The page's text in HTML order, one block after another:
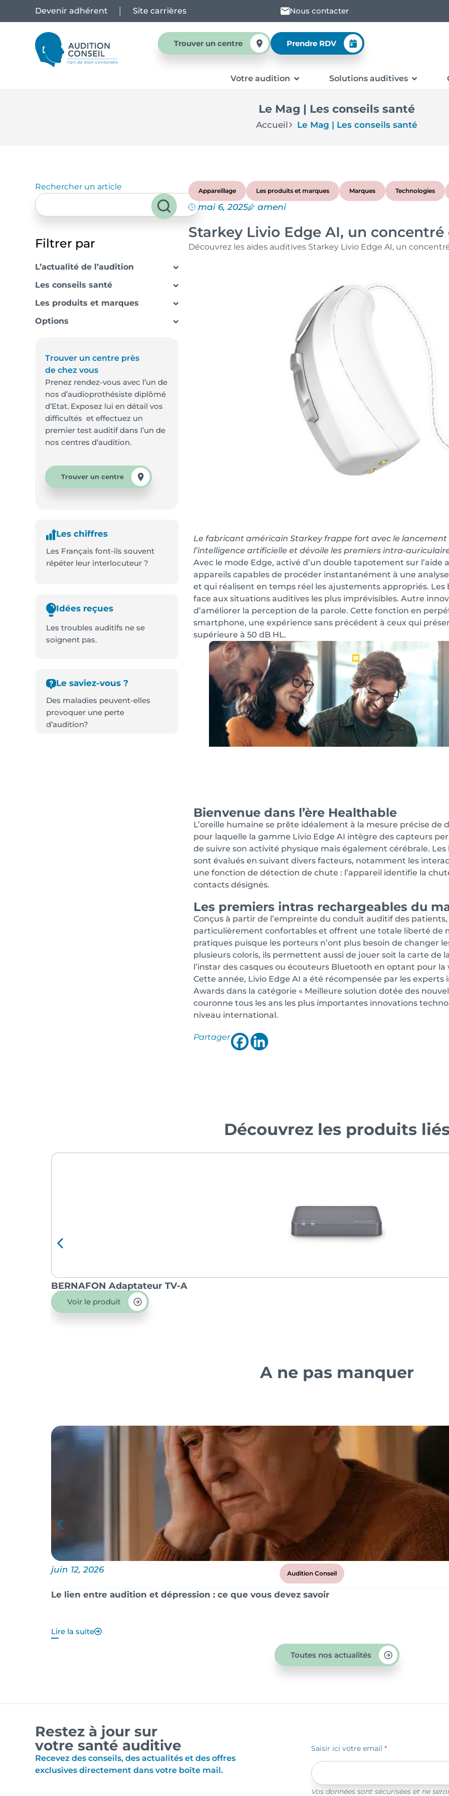
Devenir adhérent Site carrières Nous contacter
Trouver un centre Prendre RDV
Votre audition Solutions auditives
Le Mag | Les conseils santé
Accueil Le Mag | Les conseils santé
Rechercher un article
Filtrer par
L’actualité de l’audition
Les conseils santé
Les produits et marques
Options
Trouver un centre près
de chez vous
Prenez rendez-vous avec l’un de
nos d’audioprothésiste diplômé
d’Etat. Exposez lui en détail vos
difficultés et effectuez un
premier test auditif dans l’un de
nos centres d’audition.
Trouver un centre
Les chiffres
Les Français font-ils souvent
répéter leur interlocuteur ?
Idées reçues
Les troubles auditifs ne se
soignent pas.
Le saviez-vous ?
Des maladies peuvent-elles
provoquer une perte
d’audition?
Appareillage Les produits et marques Marques Technologies
mai 6, 2025 ameni
Starkey Livio Edge AI, un
Découvrez les aides auditives Starkey Livio Edge AI, un
Le fabricant américain Starkey frappe fort avec le
l’intelligence artificielle et dévoile les premiers intra-
Avec le mode Edge, activé d’un double tapotement sur l’aide
appareils capables de procéder instantanément à une
et qui réalisent en temps réel les ajustements appropriés.
face aux situations auditives les plus imprévisibles. Autre
d’améliorer la perception de la parole. Cette fonction en
smartphone, une expérience sans précédent à ceux qui
supérieure à 50 dB HL.
Bienvenue dans l’ère Healthable
L’oreille humaine se prête idéalement à la mesure précise de
pour laquelle la gamme Livio Edge AI intègre des capteurs
de suivre son activité physique mais également cérébrale.
sont évalués en suivant divers facteurs, notamment les
une fonction de détection de chute : l’appareil identifie la
contacts désignés.
Les premiers intras rechargeables du
Conçus à partir de l’empreinte du conduit auditif des
particulièrement confortables et offrent une totale liberté de
pratiques puisque les porteurs n’ont plus besoin de changer
plusieurs coloris, ils permettent aussi de jouer soit la carte de
l’instar des casques ou écouteurs Bluetooth en optant pour la
Cette année, Livio Edge AI a été récompensée par les
Awards dans la catégorie « Meilleure solution dotée des
couronne tous les ans les plus importantes innovations
niveau international.
Partager
Découvrez les produits
BERNAFON Adaptateur TV-A
Voir le produit
A ne pas manquer
juin 12, 2026 Audition Conseil
Le lien entre audition et dépression : ce que vous devez savoir
Lire la suite
Toutes nos actualités
Restez à jour sur
votre santé auditive
Recevez des conseils, des actualités et des offres
exclusives directement dans votre boîte mail.
Saisir ici votre email *
Vos données sont sécurisées et ne